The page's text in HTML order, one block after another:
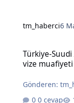
tm_haberci6
Türkiye-Suudi
vize
Gönderen:
0 cevap